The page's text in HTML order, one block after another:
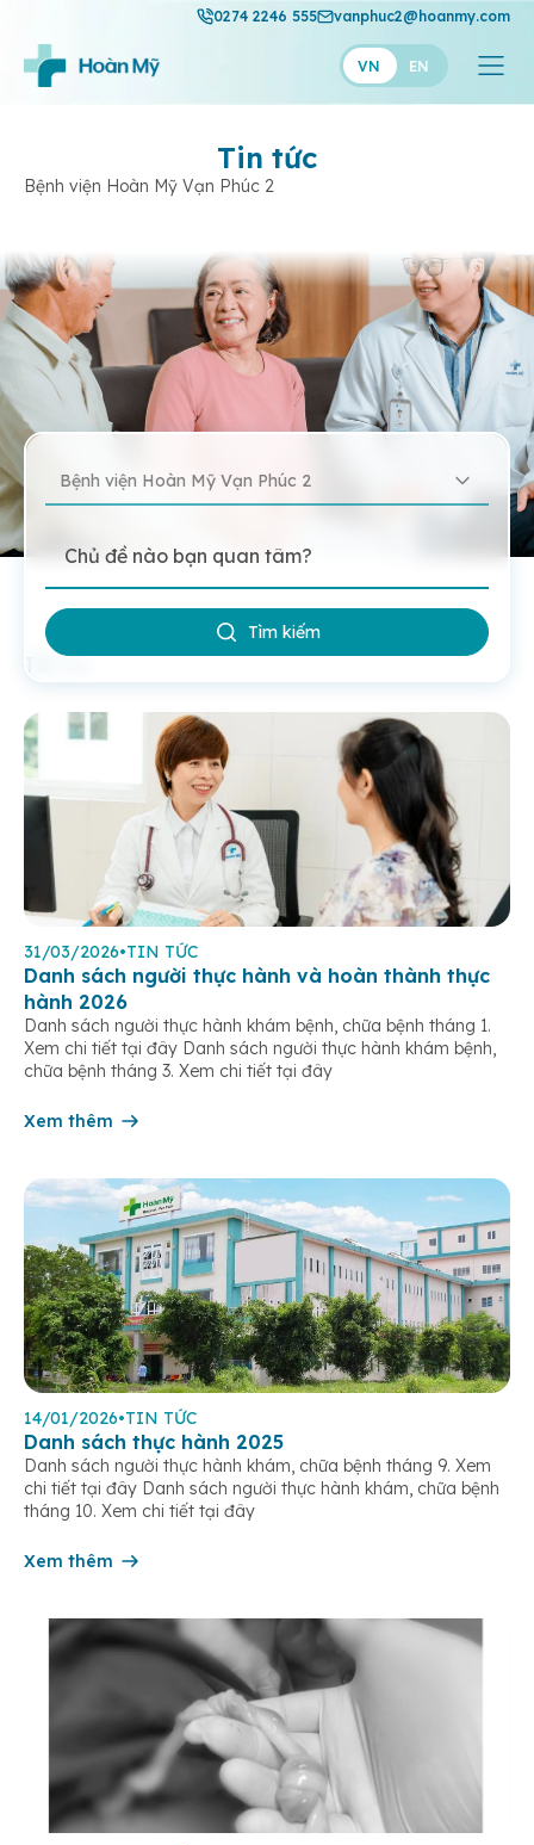
0274 2246 555 vanphuc2@hoanmy.com
VN EN
Tin tức
Bệnh viện Hoàn Mỹ Vạn Phúc 2
Bệnh viện Hoàn Mỹ Vạn Phúc 2
Tìm kiếm
Tất Cả
31/03/2026•TIN TỨC
Danh sách người thực hành và hoàn thành thực
hành 2026
Danh sách người thực hành khám bệnh, chữa bệnh tháng 1.
Xem chi tiết tại đây Danh sách người thực hành khám bệnh,
chữa bệnh tháng 3. Xem chi tiết tại đây
Xem thêm
14/01/2026•TIN TỨC
Danh sách thực hành 2025
Danh sách người thực hành khám, chữa bệnh tháng 9. Xem
chi tiết tại đây Danh sách người thực hành khám, chữa bệnh
tháng 10. Xem chi tiết tại đây
Xem thêm